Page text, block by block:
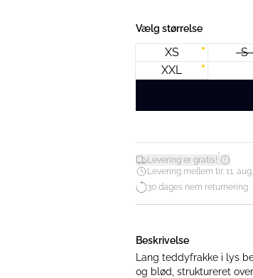
Vælg størrelse
XS S
XXL
Levering er gratis!*
Levering mellem tir. 11.
30 dages nem returnering
Beskrivelse
Lang teddyfrakke i lys
og blød, struktureret